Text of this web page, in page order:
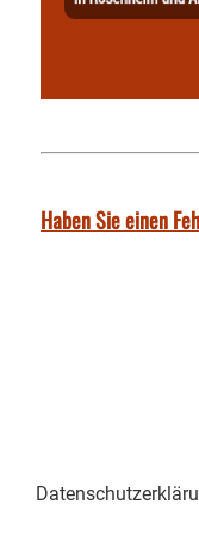
Haben Sie einen